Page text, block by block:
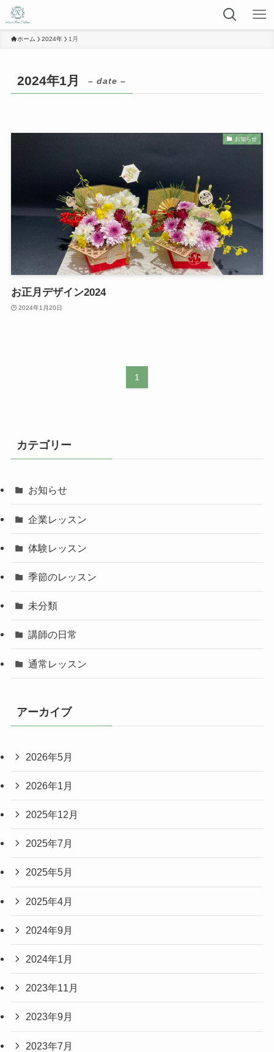
ホーム 2024年 1月
2024年1月 – date –
お知らせ
お正月デザイン2024
2024年1月20日
1
カテゴリー
お知らせ
企業レッスン
体験レッスン
季節のレッスン
未分類
講師の日常
通常レッスン
アーカイブ
2026年5月
2026年1月
2025年12月
2025年7月
2025年5月
2025年4月
2024年9月
2024年1月
2023年11月
2023年9月
2023年7月